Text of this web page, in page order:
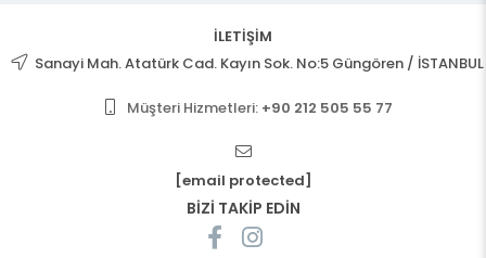
İLETİŞİM
Sanayi Mah. Atatürk Cad. Kayın Sok. No:5 Güngören / İSTANBUL
Müşteri Hizmetleri: +90 212 505 55 77
[email protected]
BİZİ TAKİP EDİN